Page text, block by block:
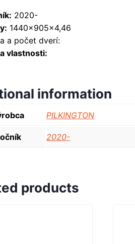
2020-
1440x905x4,46
a počet dverí:
vlastnosti:
information
PILKINGTON
2020-
products